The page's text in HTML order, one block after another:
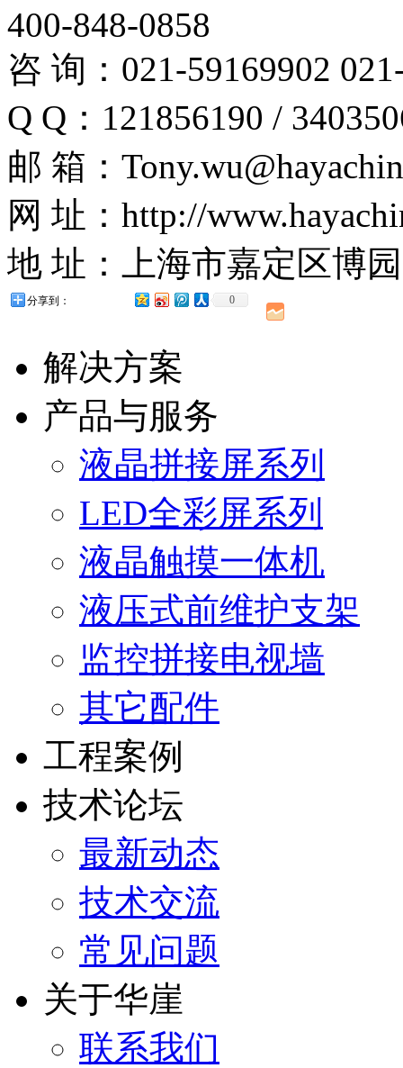
400-848-0858
咨 询：021-59169902
Q Q：121856190 /
邮 箱：
网 址：http://
地 址：上海市嘉定区博
分享到： 0
解决方案
产品与服务
液晶拼接屏系列
LED全彩屏系列
液晶触摸一体机
液压式前维护支架
监控拼接电视墙
其它配件
工程案例
技术论坛
最新动态
技术交流
常见问题
关于华崖
联系我们